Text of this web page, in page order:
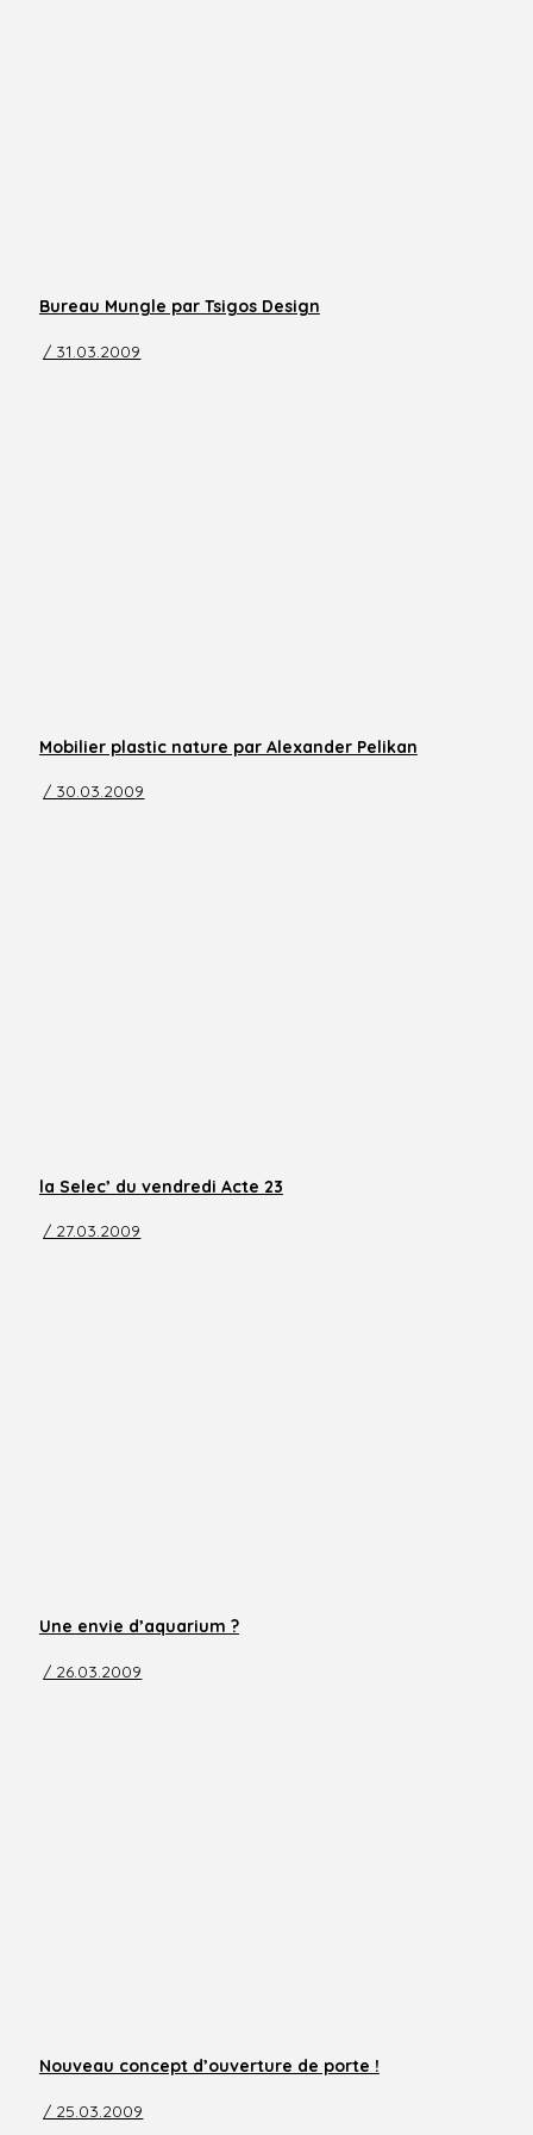
Bureau Mungle par Tsigos Design
/ 31.03.2009
Mobilier plastic nature par Alexander Pelikan
/ 30.03.2009
la Selec’ du vendredi Acte 23
/ 27.03.2009
Une envie d’aquarium ?
/ 26.03.2009
Nouveau concept d’ouverture de porte !
/ 25.03.2009